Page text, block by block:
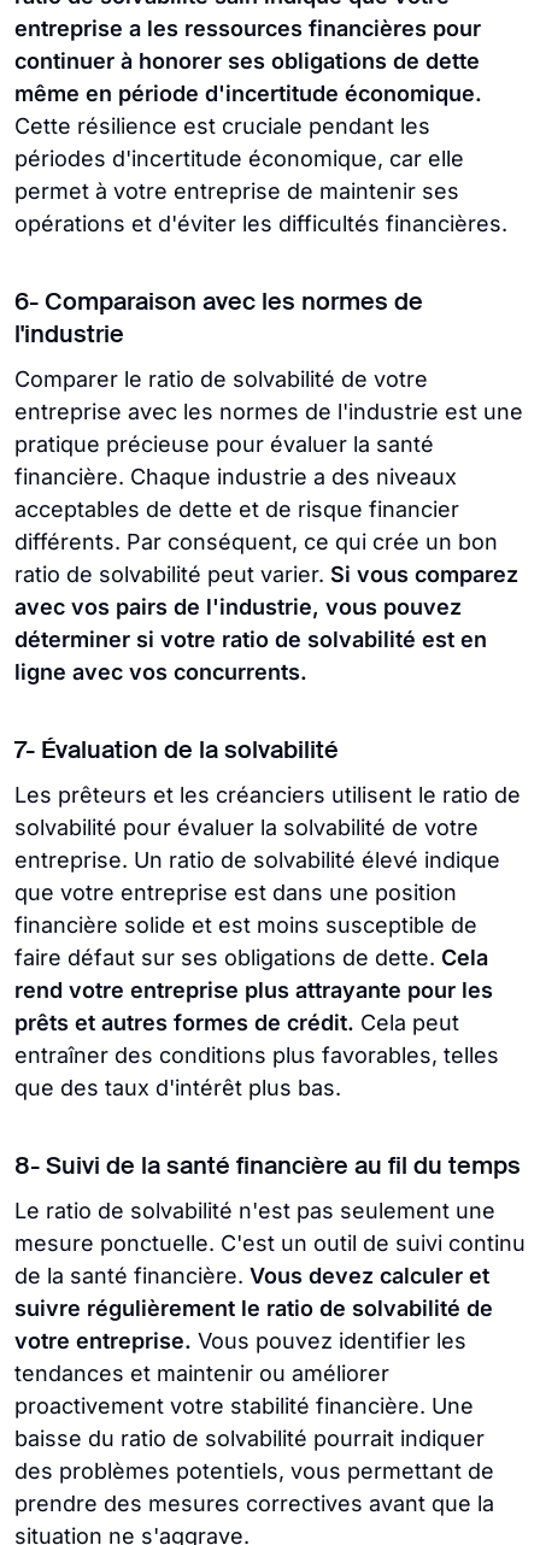
entreprise a les ressources financières pour
continuer à honorer ses obligations de dette
même en période d'incertitude économique.
Cette résilience est cruciale pendant les
périodes d'incertitude économique, car elle
permet à votre entreprise de maintenir ses
opérations et d'éviter les difficultés financières.
6- Comparaison avec les normes de
l'industrie
Comparer le ratio de solvabilité de votre
entreprise avec les normes de l'industrie est une
pratique précieuse pour évaluer la santé
financière. Chaque industrie a des niveaux
acceptables de dette et de risque financier
différents. Par conséquent, ce qui crée un bon
ratio de solvabilité peut varier. Si vous comparez
avec vos pairs de l'industrie, vous pouvez
déterminer si votre ratio de solvabilité est en
ligne avec vos concurrents.
7- Évaluation de la solvabilité
Les prêteurs et les créanciers utilisent le ratio de
solvabilité pour évaluer la solvabilité de votre
entreprise. Un ratio de solvabilité élevé indique
que votre entreprise est dans une position
financière solide et est moins susceptible de
faire défaut sur ses obligations de dette. Cela
rend votre entreprise plus attrayante pour les
prêts et autres formes de crédit. Cela peut
entraîner des conditions plus favorables, telles
que des taux d'intérêt plus bas.
8- Suivi de la santé financière au fil du temps
Le ratio de solvabilité n'est pas seulement une
mesure ponctuelle. C'est un outil de suivi continu
de la santé financière. Vous devez calculer et
suivre régulièrement le ratio de solvabilité de
votre entreprise. Vous pouvez identifier les
tendances et maintenir ou améliorer
proactivement votre stabilité financière. Une
baisse du ratio de solvabilité pourrait indiquer
des problèmes potentiels, vous permettant de
prendre des mesures correctives avant que la
situation ne s'aggrave.